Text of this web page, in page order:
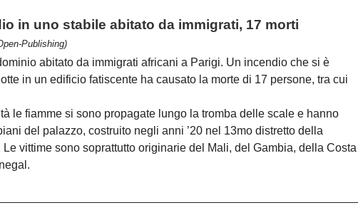
in uno stabile abitato da immigrati, 17 morti
Publishing)
abitato da immigrati africani a Parigi. Un incendio che si è
in un edificio fatiscente ha causato la morte di 17 persone, tra cui
le fiamme si sono propagate lungo la tromba delle scale e hanno
del palazzo, costruito negli anni ’20 nel 13mo distretto della
vittime sono soprattutto originarie del Mali, del Gambia, della Costa